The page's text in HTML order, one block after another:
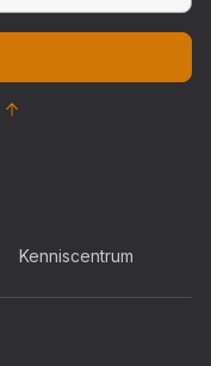
Kenniscentrum